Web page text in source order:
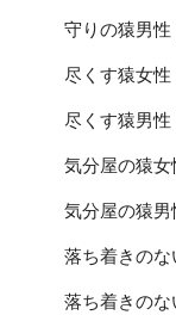
守りの猿男性
尽くす猿女性
尽くす猿男性
気分屋の猿女
気分屋の猿男
落ち着きのな
落ち着きのな